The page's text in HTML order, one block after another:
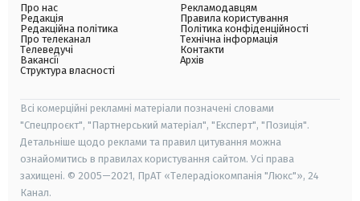
Про нас
Редакція
Редакційна політика
Про телеканал
Телеведучі
Вакансії
Структура власності
Рекламодавцям
Правила користування
Політика конфіденційності
Технічна інформація
Контакти
Архів
Всі комерційні рекламні матеріали позначені словами
"Спецпроєкт", "Партнерський матеріал", "Експерт", "Позиція".
Детальніше щодо реклами та правил цитування можна
ознайомитись в правилах користування сайтом. Усі права
захищені. © 2005—2021, ПрАТ «Телерадіокомпанія "Люкс"», 24
Канал.